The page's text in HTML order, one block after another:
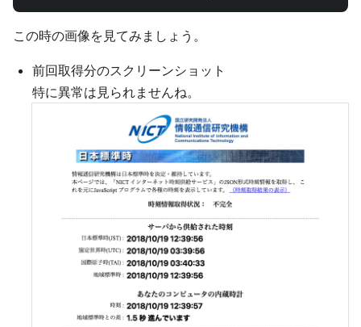
この時の画像を見てみましょう。
前回取得分のスクリーンショット
特に異常は見られませんね。